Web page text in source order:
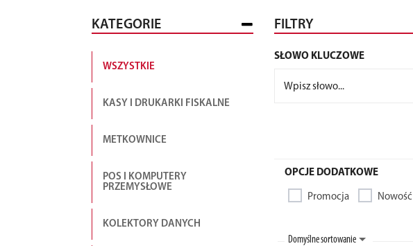
KATEGORIE
WSZYSTKIE
KASY I DRUKARKI FISKALNE
METKOWNICE
POS I KOMPUTERY
PRZEMYSŁOWE
KOLEKTORY DANYCH
FILTRY
SŁOWO KLUCZOWE
OPCJE DODATKOWE
Promocja Nowość
Domyślne sortowanie